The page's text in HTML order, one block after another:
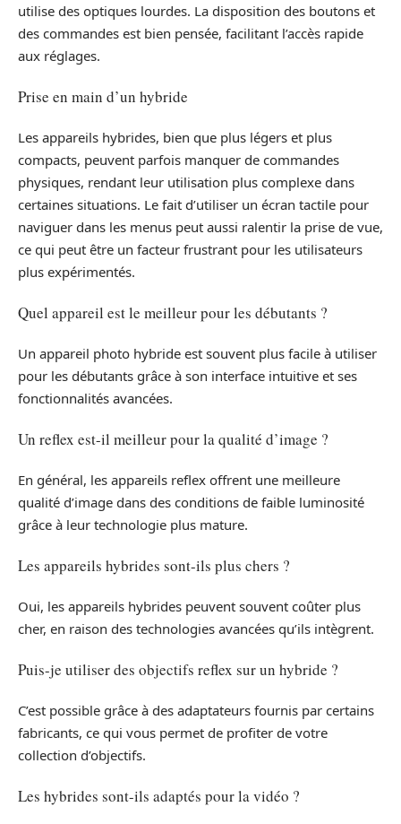
utilise des optiques lourdes. La disposition des boutons et
des commandes est bien pensée, facilitant l’accès rapide
aux réglages.
Prise en main d’un hybride
Les appareils hybrides, bien que plus légers et plus
compacts, peuvent parfois manquer de commandes
physiques, rendant leur utilisation plus complexe dans
certaines situations. Le fait d’utiliser un écran tactile pour
naviguer dans les menus peut aussi ralentir la prise de vue,
ce qui peut être un facteur frustrant pour les utilisateurs
plus expérimentés.
Quel appareil est le meilleur pour les débutants ?
Un appareil photo hybride est souvent plus facile à utiliser
pour les débutants grâce à son interface intuitive et ses
fonctionnalités avancées.
Un reflex est-il meilleur pour la qualité d’image ?
En général, les appareils reflex offrent une meilleure
qualité d’image dans des conditions de faible luminosité
grâce à leur technologie plus mature.
Les appareils hybrides sont-ils plus chers ?
Oui, les appareils hybrides peuvent souvent coûter plus
cher, en raison des technologies avancées qu’ils intègrent.
Puis-je utiliser des objectifs reflex sur un hybride ?
C’est possible grâce à des adaptateurs fournis par certains
fabricants, ce qui vous permet de profiter de votre
collection d’objectifs.
Les hybrides sont-ils adaptés pour la vidéo ?